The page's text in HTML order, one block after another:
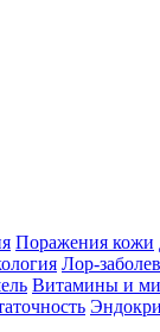
Поражения кожи
Лор-
Витамины и